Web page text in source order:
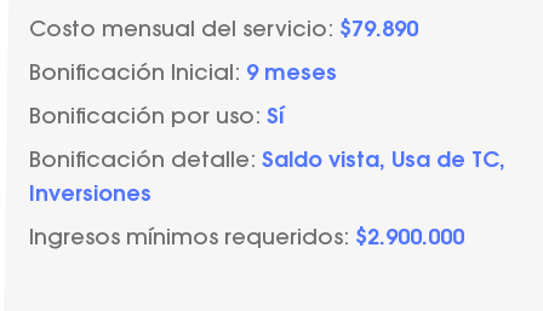
Costo mensual del servicio: $79.890
Bonificación Inicial: 9 meses
Bonificación por uso: Sí
Bonificación detalle: Saldo vista, Usa de TC,
Inversiones
Ingresos mínimos requeridos: $2.900.000